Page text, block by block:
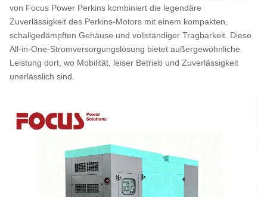
von Focus Power Perkins kombiniert die legendäre
Zuverlässigkeit des Perkins-Motors mit einem kompakten,
schallgedämpften Gehäuse und vollständiger Tragbarkeit. Diese
All-in-One-Stromversorgungslösung bietet außergewöhnliche
Leistung dort, wo Mobilität, leiser Betrieb und Zuverlässigkeit
unerlässlich sind.